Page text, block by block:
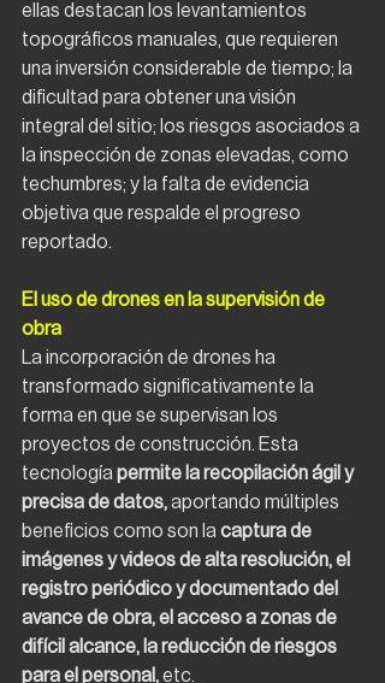
ellas destacan los levantamientos
topográficos manuales, que requieren
una inversión considerable de tiempo; la
dificultad para obtener una visión
integral del sitio; los riesgos asociados a
la inspección de zonas elevadas, como
techumbres; y la falta de evidencia
objetiva que respalde el progreso
reportado.
El uso de drones en la supervisión de
obra
La incorporación de drones ha
transformado significativamente la
forma en que se supervisan los
proyectos de construcción. Esta
tecnología permite la recopilación ágil y
precisa de datos, aportando múltiples
beneficios como son la captura de
imágenes y videos de alta resolución, el
registro periódico y documentado del
avance de obra, el acceso a zonas de
difícil alcance, la reducción de riesgos
para el personal, etc.